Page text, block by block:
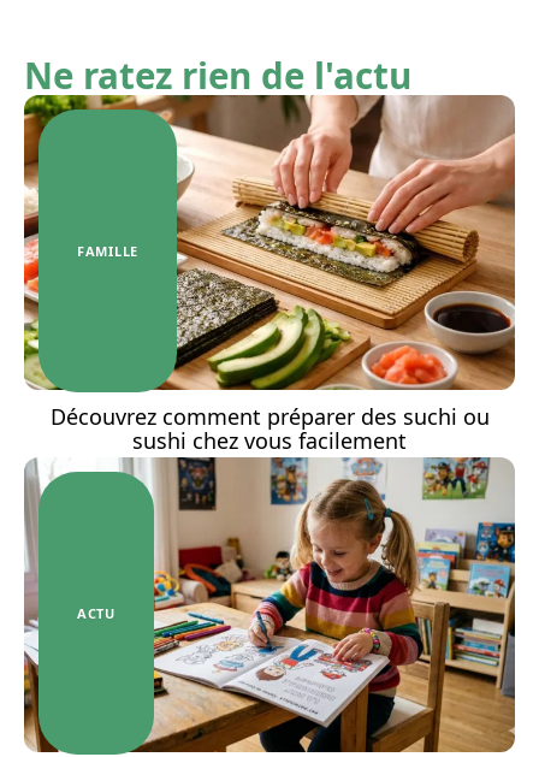
Ne ratez rien de l'actu
FAMILLE
Découvrez comment préparer des suchi ou
sushi chez vous facilement
ACTU